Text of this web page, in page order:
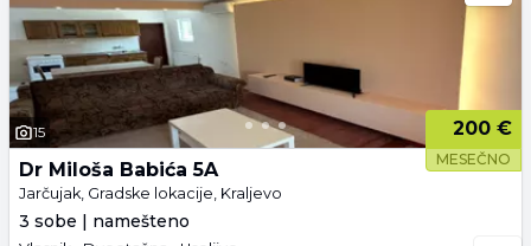
15 200 €
MESEČNO
Dr Miloša Babića 5A
Jarčujak, Gradske lokacije, Kraljevo
3 sobe | namešteno